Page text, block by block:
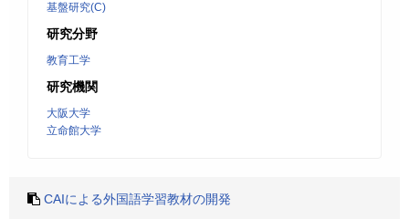
基盤研究(C)
研究分野
教育工学
研究機関
大阪大学
立命館大学
CAIによる外国語学習教材の開発